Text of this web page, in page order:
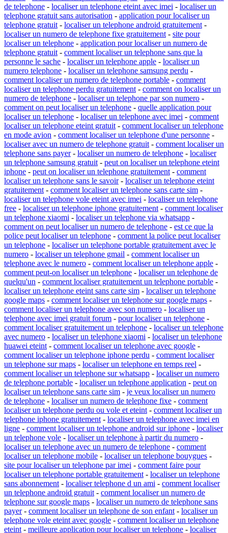
de telephone - localiser un telephone eteint avec imei - localiser un
telephone gratuit sans autorisation - application pour localiser un
telephone gratuit - localiser un telephone android gratuitement -
localiser un numero de telephone fixe gratuitement - site pour
localiser un telephone - application pour localiser un numero de
telephone gratuit - comment localiser un telephone sans que la
personne le sache - localiser un telephone apple - localiser un
numero telephone - localiser un telephone samsung perdu -
comment localiser un numero de telephone portable - comment
localiser un telephone perdu gratuitement - comment on localiser un
numero de telephone - localiser un telephone par son numero -
comment on peut localiser un telephone - quelle application pour
localiser un telephone - localiser un telephone avec imei - comment
localiser un telephone eteint gratuit - comment localiser un telephone
en mode avion - comment localiser un telephone d'une personne -
localiser avec un numero de telephone gratuit - comment localiser un
telephone sans payer- localiser un numero de telephone - localiser
un telephone samsung gratuit - peut on localiser un telephone eteint
iphone - peut on localiser un telephone gratuitement - comment
localiser un telephone sans le savoir- localiser un telephone eteint
gratuitement - comment localiser un telephone sans carte sim -
localiser un telephone vole eteint avec imei - localiser un telephone
free - localiser un telephone iphone gratuitement - comment localiser
un telephone xiaomi - localiser un telephone via whatsapp -
comment on peut localiser un numero de telephone - est ce que la
police peut localiser un telephone - comment la police peut localiser
un telephone - localiser un telephone portable gratuitement avec le
numero - localiser un telephone gmail - comment localiser un
telephone avec le numero - comment localiser un telephone apple -
comment peut-on localiser un telephone - localiser un telephone de
quelqu'un - comment localiser gratuitement un telephone portable -
localiser un telephone eteint sans carte sim - localiser un telephone
google maps - comment localiser un telephone sur google maps -
comment localiser un telephone avec son numero - localiser un
telephone avec imei gratuit forum - pour localiser un telephone -
comment localiser gratuitement un telephone - localiser un telephone
avec numero - localiser un telephone xiaomi - localiser un telephone
huawei eteint - comment localiser un telephone avec google -
comment localiser un telephone iphone perdu - comment localiser
un telephone sur maps - localiser un telephone en temps reel -
comment localiser un telephone sur whatsapp - localiser un numero
de telephone portable - localiser un telephone application - peut on
localiser un telephone sans carte sim - je veux localiser un numero
de telephone - localiser un numero de telephone fixe - comment
localiser un telephone perdu ou vole et eteint - comment localiser un
telephone iphone gratuitement - localiser un telephone avec imei en
ligne - comment localiser un telephone android sur iphone - localiser
un telephone vole - localiser un telephone à partir du numero -
localiser un telephone avec un numero de telephone - comment
localiser un telephone mobile - localiser un telephone bouygues -
site pour localiser un telephone par imei - comment faire pour
localiser un telephone portable gratuitement - localiser un telephone
sans abonnement - localiser telephone d un ami - comment localiser
un telephone android gratuit - comment localiser un numero de
telephone sur google maps - localiser un numero de telephone sans
payer- comment localiser un telephone de son enfant - localiser un
telephone vole eteint avec google - comment localiser un telephone
eteint - meilleure application pour localiser un telephone - localiser